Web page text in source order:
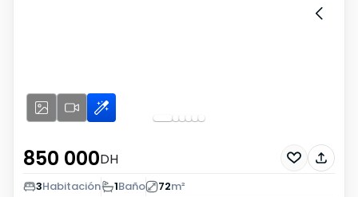
850 000DH
3Habitación 1Baño 72m²